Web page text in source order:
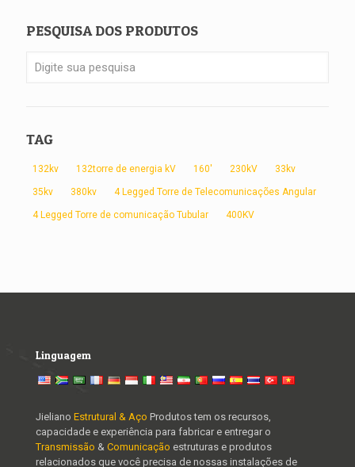
PESQUISA DOS PRODUTOS
TAG
132kv 132torre de energia kV 160' 230kV 33kv
35kv 380kv 4 Legged Torre de Telecomunicações Angular
4 Legged Torre de comunicação Tubular 400KV
Linguagem
Jieliano Estrutural & Aço Produtos tem os recursos,
capacidade e experiência para fabricar e entregar o
Transmissão & Comunicação estruturas e produtos
relacionados que você precisa de nossas instalações de